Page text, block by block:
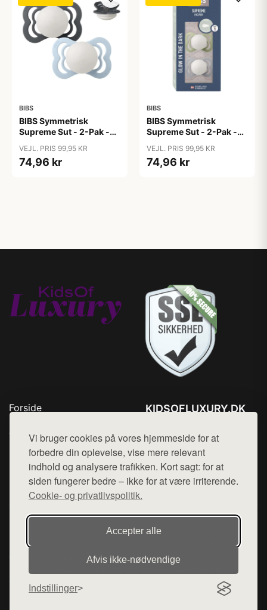
Vi bruger cookies på vores hjemmeside for at
forbedre din oplevelse, vise mere relevant
indhold og analysere trafikken. Kort sagt: for at
siden fungerer bedre – ikke for at være irriterende.
Cookie- og privatlivspolitik.
Accepter alle
Afvis ikke‑nødvendige
Indstillinger
BIBS
BIBS Symmetrisk
Supreme Sut - 2-Pak -
Iron/Baby Blue
VEJL. PRIS 99,95 KR
74,96 kr
BIBS
BIBS Symmetrisk
Supreme Sut - 2-Pak -
Sage/Cloud
VEJL. PRIS 99,95 KR
74,96 kr
Forside
Top Rabatter
Kontakt
KIDSOFLUXURY.DK
Mail: hej@want.dk
Cookie- og privatlivspolitik
Denne side er en del af want.dk, der udgiver en række
hjemmesider med præsentation af forskellige produkter fra
diverse webshops. Der sælges ikke varer fra denne side - vi
henviser til de shops, som sælger varen. Vi har heller ikke
varerne på lager.